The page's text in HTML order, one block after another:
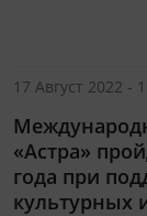
17 Август 2022 -
«Астра»
года при
культурных